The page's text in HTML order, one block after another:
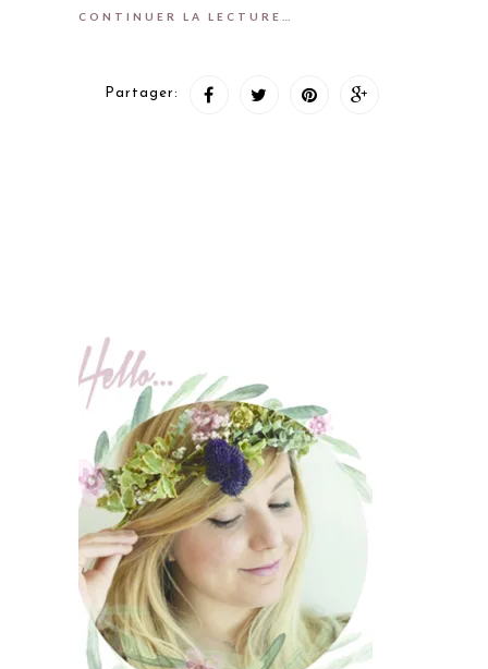
CONTINUER LA LECTURE…
Partager: